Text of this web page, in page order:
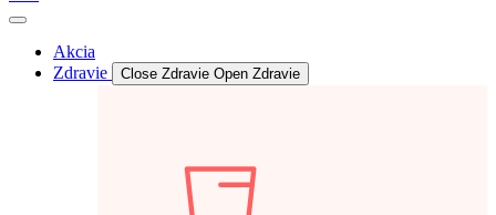
Akcia
Zdravie
Close Zdravie Open Zdravie